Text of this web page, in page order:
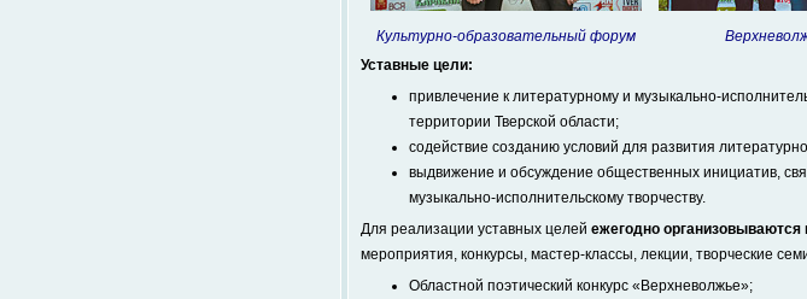
Культурно-образовательный форум
Уставные цели:
привлечение к литературному и музыкально-
территории Тверской области;
содействие созданию условий для развития
выдвижение и обсуждение общественных инициатив,
музыкально-исполнительскому творчеству.
Для реализации уставных целей ежегодно организовываются
мероприятия, конкурсы, мастер-классы, лекции, творческие
Областной поэтический конкурс «Верхневолжье»;